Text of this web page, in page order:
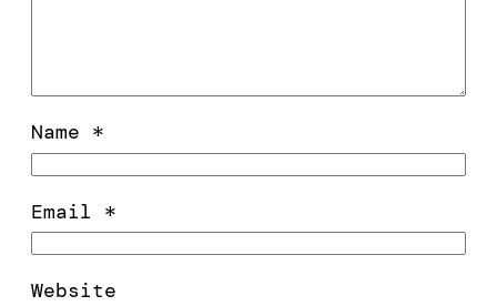
Name *
Email *
Website